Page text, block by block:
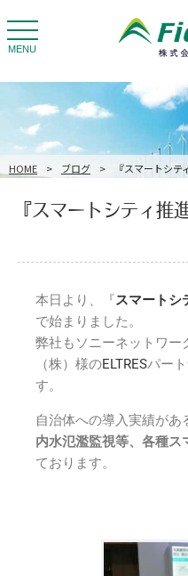
toggle
navigation
MENU
HOME > ブログ > 『スマートシテ
『スマートシティ推
本日より、『スマートシ
で始まりました。
弊社もソニーネットワー
（株）様のELTRESパー
す。
自治体への導入実績があ
内水氾濫監視等、各種ス
ております。